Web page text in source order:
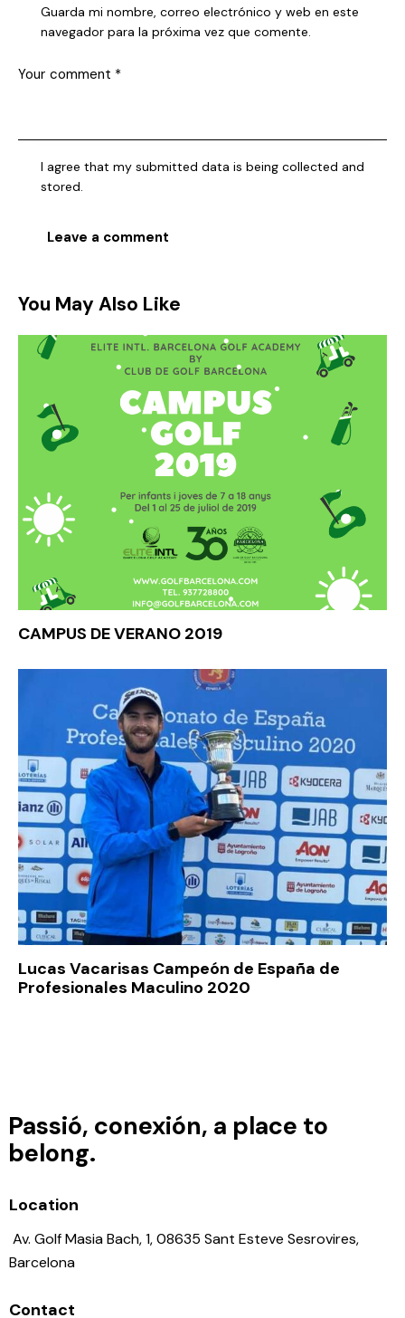
Guarda mi nombre, correo electrónico y web en este
navegador para la próxima vez que comente.
I agree that my submitted data is being collected and
stored.
You May Also Like
CAMPUS DE VERANO 2019
Lucas Vacarisas Campeón de España de
Profesionales Maculino 2020
Passió, conexión, a place to
belong.
Location
Av. Golf Masia Bach, 1, 08635 Sant Esteve Sesrovires,
Barcelona
Contact